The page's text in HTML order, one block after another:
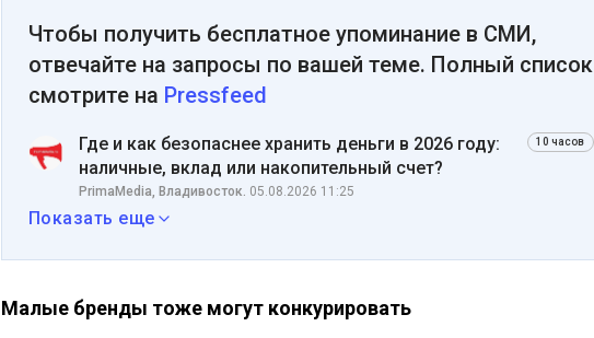
Чтобы получить бесплатное упоминание в СМИ,
отвечайте на запросы по вашей теме. Полный список
смотрите на Pressfeed
Где и как безопаснее хранить деньги в 2026 году:
наличные, вклад или накопительный счет?
10 часов
PrimaMedia, Владивосток. 05.08.2026 11:25
Показать еще
Малые бренды тоже могут конкурировать